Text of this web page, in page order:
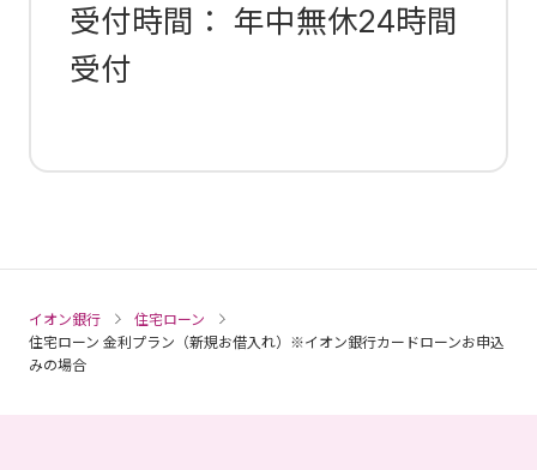
受付時間： 年中無休24時間
受付
イオン銀行
住宅ローン
住宅ローン 金利プラン（新規お借入れ）※イオン銀行カードローンお申込
みの場合